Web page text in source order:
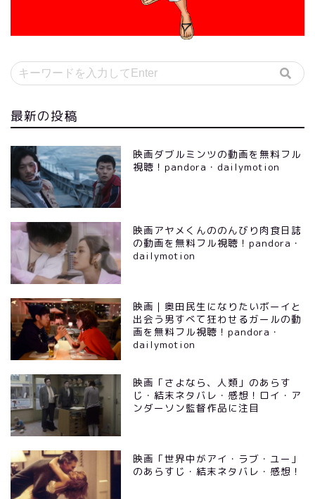
最新の投稿
映画ダブルミンツの動画を無料フル
視聴！pandora・dailymotion
映画アヤメくんののんびり肉食日誌
の動画を無料フル視聴！pandora・
dailymotion
映画｜奥田民生になりたいボーイと
出会う男すべて狂わせるガールの動
画を無料フル視聴！pandora・
dailymotion
映画「さよなら、人類」のあらす
じ・結末ネタバレ・感想！ロイ・ア
ンダーソン監督作品に注目
映画「世界中がアイ・ラブ・ユー」
のあらすじ・結末ネタバレ・感想！